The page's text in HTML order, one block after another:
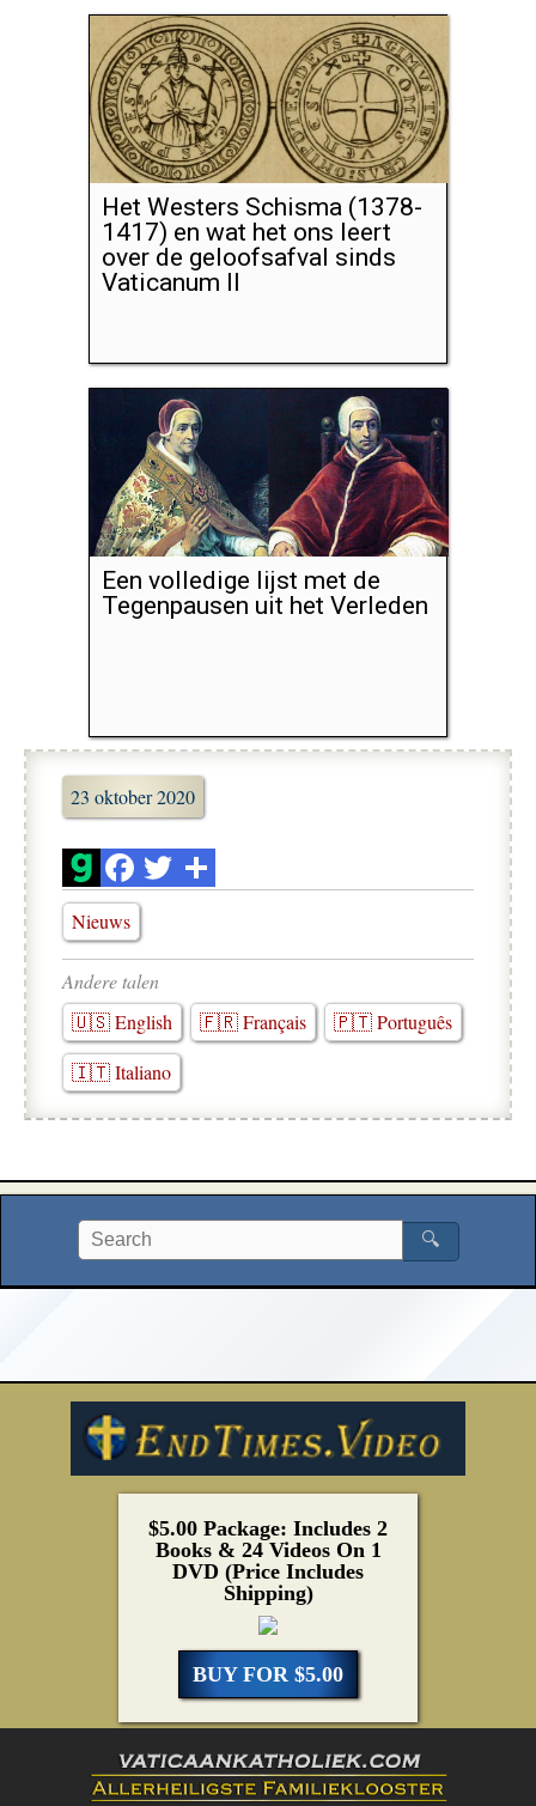
Het Westers Schisma (1378-
1417) en wat het ons leert
over de geloofsafval sinds
Vaticanum II
Een volledige lijst met de
Tegenpausen uit het Verleden
23 oktober 2020
Nieuws
Andere talen
🇺🇸 English
🇫🇷 Français
🇵🇹 Português
🇮🇹 Italiano
🔍
$5.00 Package: Includes 2
Books & 24 Videos On 1
DVD (Price Includes
Shipping)
BUY FOR $5.00